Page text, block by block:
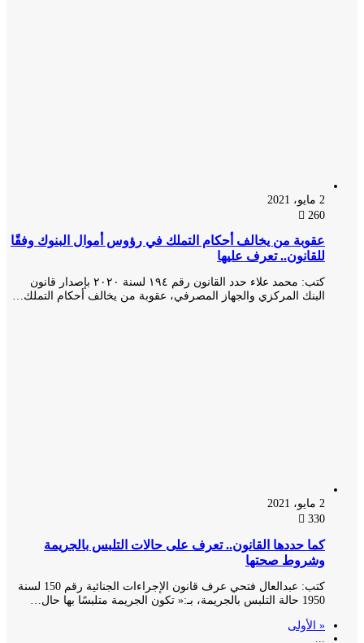
عقوبة من يخالف أحكام التملك في رؤوس أموال البنوك وفقًا
للقانون.. تعرف عليها
كتب: محمد علاء حدد القانون رقم ١٩٤ لسنة ٢٠٢٠ بإصدار قانون
البنك المركزي والجهاز المصرفي، عقوبة من يخالف أحكام التملك…
كما حددها القانون.. تعرف على حالات التلبس بالجريمة
وشروط صحتها
كتب: عبدالعال فتحي عرف قانون الإجراءات الجنائية رقم 150 لسنة
« الأولى